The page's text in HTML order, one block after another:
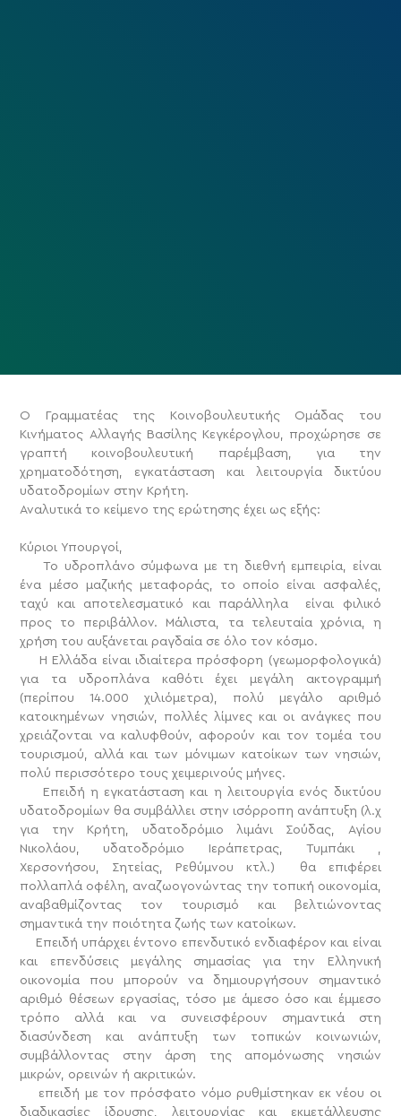
Ο Γραμματέας της Κοινοβουλευτικής Ομάδας του
Κινήματος Αλλαγής Βασίλης Κεγκέρογλου, προχώρησε σε
γραπτή κοινοβουλευτική παρέμβαση, για την
χρηματοδότηση, εγκατάσταση και λειτουργία δικτύου
υδατοδρομίων στην Κρήτη.
Αναλυτικά το κείμενο της ερώτησης έχει ως εξής:
Κύριοι Υπουργοί,
Το υδροπλάνο σύμφωνα με τη διεθνή εμπειρία, είναι
ένα μέσο μαζικής μεταφοράς, το οποίο είναι ασφαλές,
ταχύ και αποτελεσματικό και παράλληλα είναι φιλικό
προς το περιβάλλον. Μάλιστα, τα τελευταία χρόνια, η
χρήση του αυξάνεται ραγδαία σε όλο τον κόσμο.
Η Ελλάδα είναι ιδιαίτερα πρόσφορη (γεωμορφολογικά)
για τα υδροπλάνα καθότι έχει μεγάλη ακτογραμμή
(περίπου 14.000 χιλιόμετρα), πολύ μεγάλο αριθμό
κατοικημένων νησιών, πολλές λίμνες και οι ανάγκες που
χρειάζονται να καλυφθούν, αφορούν και τον τομέα του
τουρισμού, αλλά και των μόνιμων κατοίκων των νησιών,
πολύ περισσότερο τους χειμερινούς μήνες.
Επειδή η εγκατάσταση και η λειτουργία ενός δικτύου
υδατοδρομίων θα συμβάλλει στην ισόρροπη ανάπτυξη (λ.χ
για την Κρήτη, υδατοδρόμιο λιμάνι Σούδας, Αγίου
Νικολάου, υδατοδρόμιο Ιεράπετρας, Τυμπάκι ,
Χερσονήσου, Σητείας, Ρεθύμνου κτλ.) θα επιφέρει
πολλαπλά οφέλη, αναζωογονώντας την τοπική οικονομία,
αναβαθμίζοντας τον τουρισμό και βελτιώνοντας
σημαντικά την ποιότητα ζωής των κατοίκων.
Επειδή υπάρχει έντονο επενδυτικό ενδιαφέρον και είναι
και επενδύσεις μεγάλης σημασίας για την Ελληνική
οικονομία που μπορούν να δημιουργήσουν σημαντικό
αριθμό θέσεων εργασίας, τόσο με άμεσο όσο και έμμεσο
τρόπο αλλά και να συνεισφέρουν σημαντικά στη
διασύνδεση και ανάπτυξη των τοπικών κοινωνιών,
συμβάλλοντας στην άρση της απομόνωσης νησιών
μικρών, ορεινών ή ακριτικών.
επειδή με τον πρόσφατο νόμο ρυθμίστηκαν εκ νέου οι
διαδικασίες ίδρυσης, λειτουργίας και εκμετάλλευσης